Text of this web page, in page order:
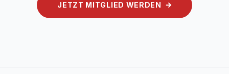
JETZT MITGLIED WERDEN